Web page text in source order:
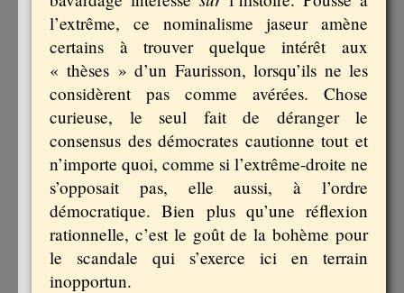
l’extrême, ce nominalisme jaseur amène
certains à trouver quelque intérêt aux
« thèses » d’un Faurisson, lorsqu’ils ne les
considèrent pas comme avérées. Chose
curieuse, le seul fait de déranger le
consensus des démocrates cautionne tout et
n’importe quoi, comme si l’extrême-droite ne
s’opposait pas, elle aussi, à l’ordre
démocratique. Bien plus qu’une réflexion
rationnelle, c’est le goût de la bohème pour
le scandale qui s’exerce ici en terrain
inopportun.